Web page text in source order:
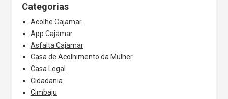
Categorias
Acolhe Cajamar
App Cajamar
Asfalta Cajamar
Casa de Acolhimento da Mulher
Casa Legal
Cidadania
Cimbaju